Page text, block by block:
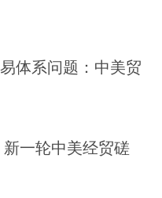
体系问题：中美贸
一轮中美经贸磋